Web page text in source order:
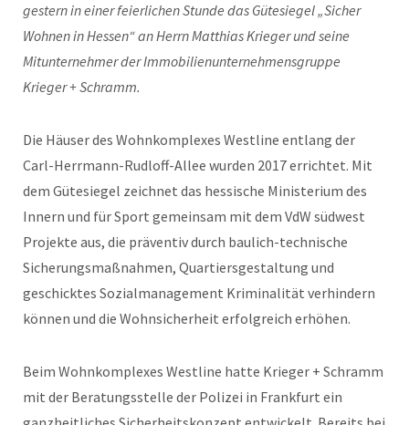
gestern in einer feierlichen Stunde das Gütesiegel „Sicher
Wohnen in Hessen“ an Herrn Matthias Krieger und seine
Mitunternehmer der Immobilienunternehmensgruppe
Krieger + Schramm.
Die Häuser des Wohnkomplexes Westline entlang der
Carl-Herrmann-Rudloff-Allee wurden 2017 errichtet. Mit
dem Gütesiegel zeichnet das hessische Ministerium des
Innern und für Sport gemeinsam mit dem VdW südwest
Projekte aus, die präventiv durch baulich-technische
Sicherungsmaßnahmen, Quartiersgestaltung und
geschicktes Sozialmanagement Kriminalität verhindern
können und die Wohnsicherheit erfolgreich erhöhen.
Beim Wohnkomplexes Westline hatte Krieger + Schramm
mit der Beratungsstelle der Polizei in Frankfurt ein